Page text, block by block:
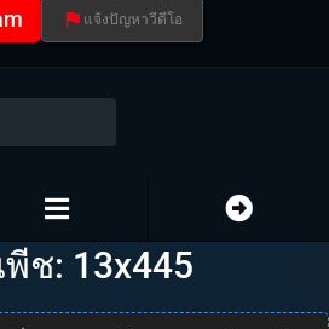
แจ้งปัญหาวีดีโอ
ช: 13x445